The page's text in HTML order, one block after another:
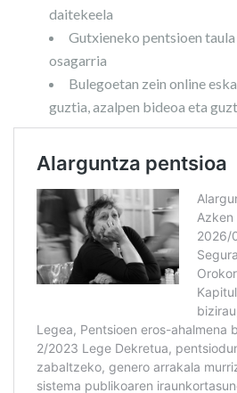
daitekeela
Gutxieneko pentsioen
osagarria
Bulegoetan zein online
guztia, azalpen bideoa eta